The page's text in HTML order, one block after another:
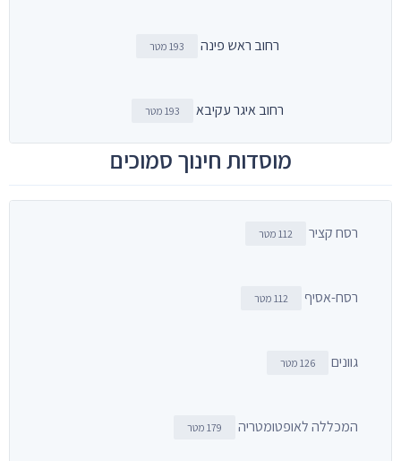
רחוב ראש פינה 193 מטר
רחוב איגר עקיבא 193 מטר
מוסדות חינוך סמוכים
רסח קציר 112 מטר
רסח-אסיף 112 מטר
גוונים 126 מטר
המכללה לאופטומטריה 179 מטר